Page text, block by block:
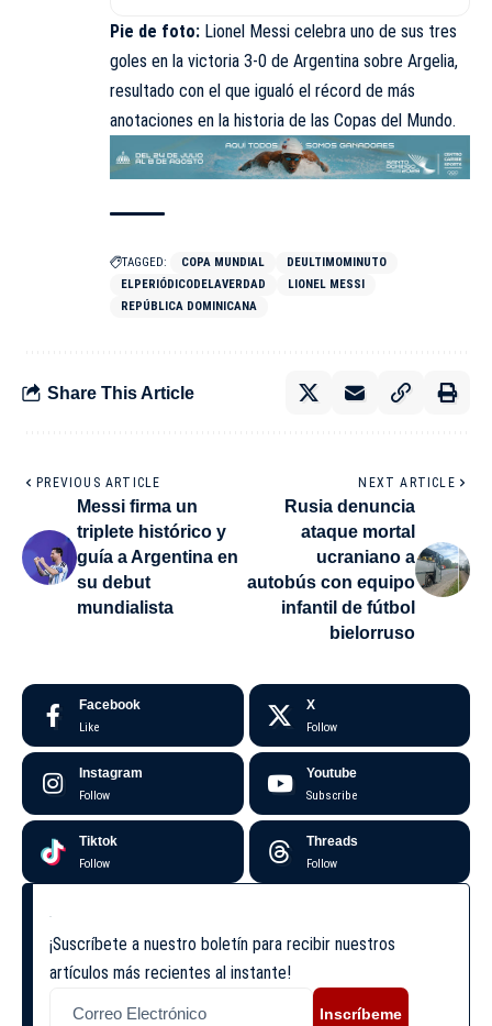
Pie de foto: Lionel Messi celebra uno de sus tres
goles en la victoria 3-0 de Argentina sobre Argelia,
resultado con el que igualó el récord de más
anotaciones en la historia de las Copas del Mundo.
TAGGED: COPA MUNDIAL
DEULTIMOMINUTO
ELPERIÓDICODELAVERDAD
LIONEL MESSI
REPÚBLICA DOMINICANA
Share This Article
PREVIOUS ARTICLE
Messi firma un
triplete histórico y
guía a Argentina en
su debut
mundialista
NEXT ARTICLE
Rusia denuncia
ataque mortal
ucraniano a
autobús con equipo
infantil de fútbol
bielorruso
Facebook
Like
X
Follow
Instagram
Follow
Youtube
Subscribe
Tiktok
Follow
Threads
Follow
¡Suscríbete a nuestro boletín para recibir nuestros
artículos más recientes al instante!
Inscríbeme